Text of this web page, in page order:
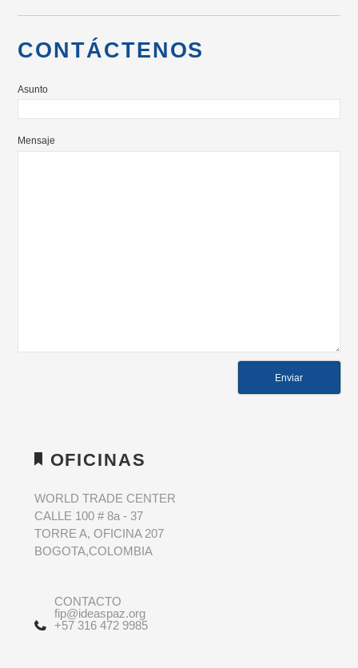
CONTÁCTENOS
Asunto
Mensaje
OFICINAS
WORLD TRADE CENTER
CALLE 100 # 8a - 37
TORRE A, OFICINA 207
BOGOTA,COLOMBIA
CONTACTO
fip@ideaspaz.org
+57 316 472 9985